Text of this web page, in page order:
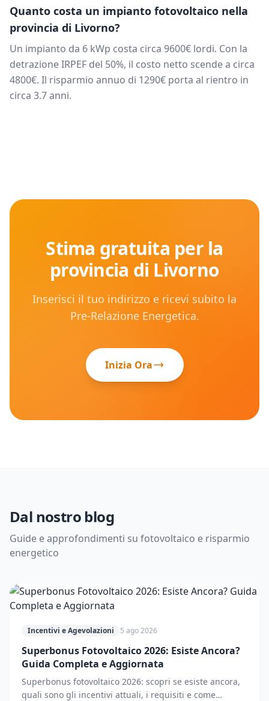
Quanto costa un impianto fotovoltaico nella
provincia di Livorno?
Un impianto da 6 kWp costa circa 9600€ lordi. Con la
detrazione IRPEF del 50%, il costo netto scende a circa
4800€. Il risparmio annuo di 1290€ porta al rientro in
circa 3.7anni.
Stima gratuita per la
provincia di Livorno
Inserisci il tuo indirizzo e ricevi subito la
Pre-Relazione Energetica.
Inizia Ora
Dal nostro blog
Guide e approfondimenti su fotovoltaico e risparmio
energetico
Incentivi e Agevolazioni 5 ago 2026
Superbonus Fotovoltaico 2026: Esiste Ancora?
Guida Completa e Aggiornata
Superbonus fotovoltaico 2026: scopri se esiste ancora,
quali sono gli incentivi attuali, i requisiti e come